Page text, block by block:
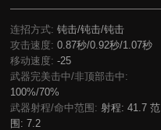
连招方式: 钝击/钝击/钝击
攻击速度: 0.87秒/0.92秒/1.07秒
移动速度: -25
武器完美击中/非顶部击中:
100%/70%
武器射程/命中范围: 射程: 41.7 范
围: 7.2